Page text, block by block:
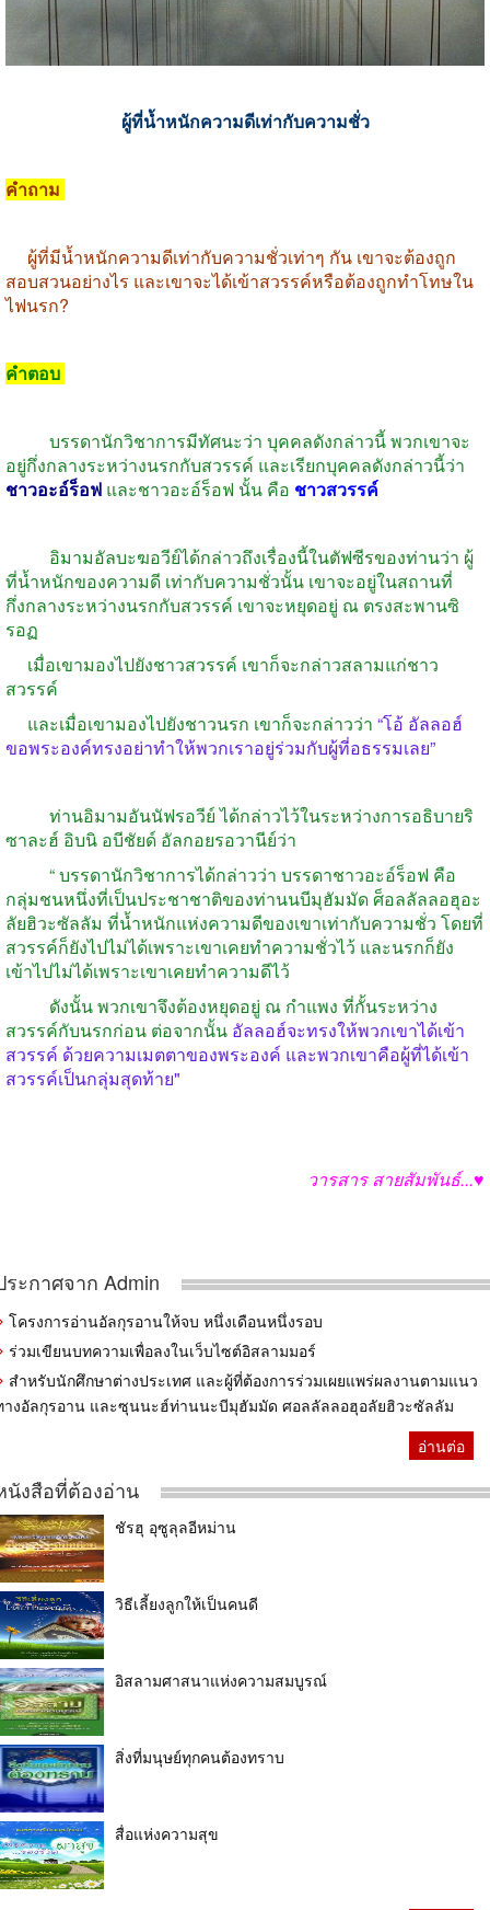
ผู้ที่น้ำหนักความดีเท่ากับความชั่ว
คำถาม
ผู้ที่มีน้ำหนักความดีเท่ากับความชั่วเท่าๆ กัน เขาจะต้องถูก
สอบสวนอย่างไร และเขาจะได้เข้าสวรรค์หรือต้องถูกทำโทษใน
ไฟนรก?
คำตอบ
บรรดานักวิชาการมีทัศนะว่า บุคคลดังกล่าวนี้พวกเขาจะ
อยู่กึ่งกลางระหว่างนรกกับสวรรค์ และเรียกบุคคลดังกล่าวนี้ว่า
ชาวอะอ์ร็อฟ และชาวอะอ์ร็อฟ นั้น คือ ชาวสวรรค์
อิมามอัลบะฆอวีย์ได้กล่าวถึงเรื่องนี้ในตัฟซีรของท่านว่า ผู้
ที่น้ำหนักของความดี เท่ากับความชั่วนั้น เขาจะอยู่ในสถานที่
กึ่งกลางระหว่างนรกกับสวรรค์ เขาจะหยุดอยู่ ณ ตรงสะพานซิ
รอฏ
เมื่อเขามองไปยังชาวสวรรค์ เขาก็จะกล่าวสลามแก่ชาว
สวรรค์
และเมื่อเขามองไปยังชาวนรก เขาก็จะกล่าวว่า “โอ้ อัลลอฮ์
ขอพระองค์ทรงอย่าทำให้พวกเราอยู่ร่วมกับผู้ที่อธรรมเลย”
ท่านอิมามอันนัฟรอวีย์ได้กล่าวไว้ในระหว่างการอธิบายริ
ซาละฮ์ อิบนิ อบีชัยด์ อัลกอยรอวานีย์ว่า
“บรรดานักวิชาการได้กล่าวว่า บรรดาชาวอะอ์ร็อฟ คือ
กลุ่มชนหนึ่งที่เป็นประชาชาติของท่านนบีมุฮัมมัดศ็อลลัลลอฮุอะ
ลัยฮิวะซัลลัม ที่น้ำหนักแห่งความดีของเขาเท่ากับความชั่ว โดยที่
สวรรค์ก็ยังไปไม่ได้เพราะเขาเคยทำความชั่วไว้ และนรกก็ยัง
เข้าไปไม่ได้เพราะเขาเคยทำความดีไว้
ดังนั้นพวกเขาจึงต้องหยุดอยู่ ณ กำแพง ที่กั้นระหว่าง
สวรรค์กับนรกก่อน ต่อจากนั้น อัลลอฮ์จะทรงให้พวกเขาได้เข้า
สวรรค์ ด้วยความเมตตาของพระองค์ และพวกเขาคือผู้ที่ได้เข้า
สวรรค์เป็นกลุ่มสุดท้าย"
วารสาร สายสัมพันธ์...♥
ระกาศจาก Admin
โครงการอ่านอัลกุรอานให้จบ หนึ่งเดือนหนึ่งรอบ
ร่วมเขียนบทความเพื่อลงในเว็บไซต์อิสลามมอร์
สำหรับนักศึกษาต่างประเทศ และผู้ที่ต้องการร่วมเผยแพร่ผลงานตามแนว
างอัลกุรอาน และซุนนะฮ์ท่านนะบีมุฮัมมัด ศอลลัลลอฮุอลัยฮิวะซัลลัม
อ่านต่อ
นังสือที่ต้องอ่าน
ชัรฮุ อุซูลุลอีหม่าน
วิธีเลี้ยงลูกให้เป็นคนดี
อิสลามศาสนาแห่งความสมบูรณ์
สิ่งที่มนุษย์ทุกคนต้องทราบ
สื่อแห่งความสุข